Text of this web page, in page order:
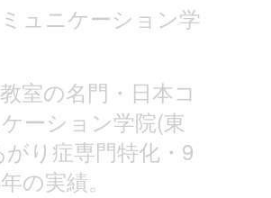
ュニケーション学
室の名門・日本コ
ーション学院(東
がり症専門特化・9
の実績。